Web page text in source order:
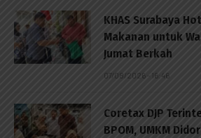
KHAS Surabaya
Makanan untuk
Jumat Berkah
07/08/2026 - 16:46
Coretax DJP
BPOM, UMKM